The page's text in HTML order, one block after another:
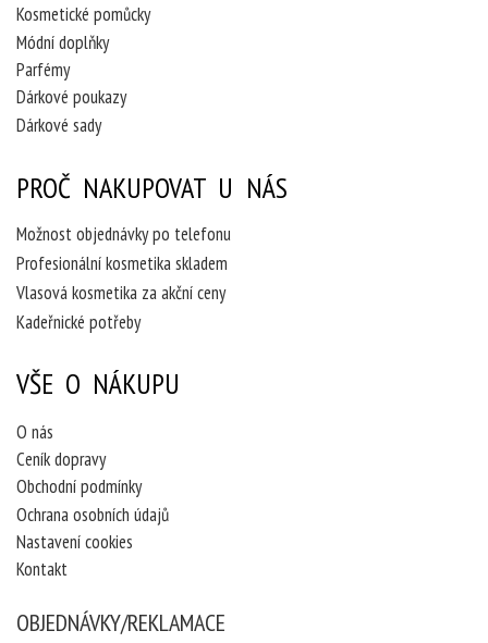
Kosmetické pomůcky
Módní doplňky
Parfémy
Dárkové poukazy
Dárkové sady
PROČ NAKUPOVAT U NÁS
Možnost objednávky po telefonu
Profesionální kosmetika skladem
Vlasová kosmetika za akční ceny
Kadeřnické potřeby
VŠE O NÁKUPU
O nás
Ceník dopravy
Obchodní podmínky
Ochrana osobních údajů
Nastavení cookies
Kontakt
OBJEDNÁVKY/REKLAMACE